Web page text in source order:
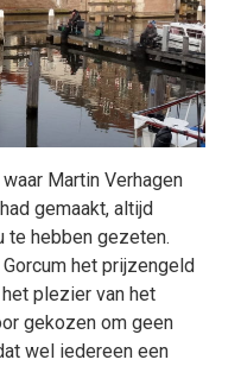
Martin Verhagen
gemaakt, altijd
te hebben gezeten.
het prijzengeld
plezier van het
gekozen om geen
wel iedereen een